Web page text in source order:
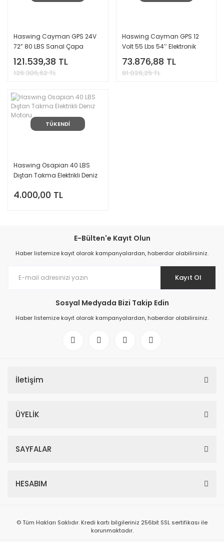
Haswing Cayman GPS 24V
72” 80 LBS Sanal Çapa
121.539,38 TL
126.305,62 TL
Haswing Cayman GPS 12
Volt 55 Lbs 54’’ Elektronik
Sanal Çapa
73.876,88 TL
81.026,25 TL
TÜKENDİ
Haswing Osapian 40 LBS
Dıştan Takma Elektrikli Deniz
4.000,00 TL
E-Bülten'e Kayıt Olun
Haber listemize kayıt olarak kampanyalardan, haberdar olabilirsiniz.
Kayıt Ol
Sosyal Medyada Bizi Takip Edin
Haber listemize kayıt olarak kampanyalardan, haberdar olabilirsiniz.
İletişim
ÜYELİK
SAYFALAR
HESABIM
© Tüm Hakları Saklıdır. Kredi kartı bilgileriniz 256bit SSL sertifikası ile
korunmaktadır.